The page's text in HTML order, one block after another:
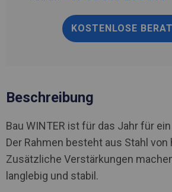
KOSTENLOSE
Beschreibung
Bau WINTER ist für das Jahr für
Der Rahmen besteht aus Stahl
Zusätzliche Verstärkungen
langlebig und stabil.